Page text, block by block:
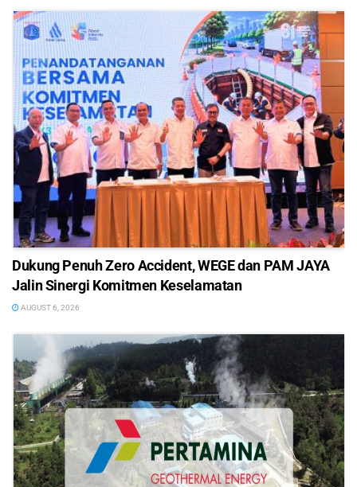
Dukung Penuh Zero Accident, WEGE dan PAM JAYA
Jalin Sinergi Komitmen Keselamatan
AUGUST 6, 2026